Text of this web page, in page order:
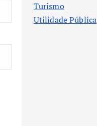
Turismo
Utilidade Pública